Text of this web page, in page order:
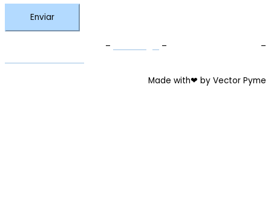
Enviar
– –
–
Made with❤ by Vector Pyme